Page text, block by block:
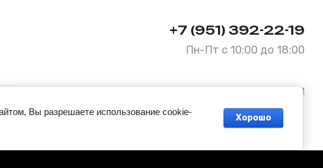
+7 (951) 392-22-19
Пн-Пт с 10:00 до 18:00
Политика конфиденциальности
Вы разрешаете использование cookie-
Хорошо